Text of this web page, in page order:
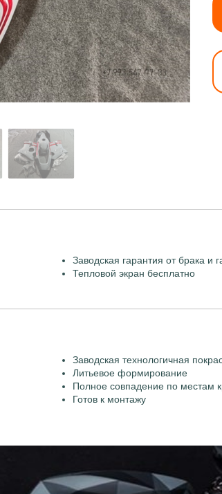
Заводская гарантия от брака и
Тепловой экран бесплатно
Заводская технологичная
Литьевое формирование
Полное совпадение по местам
Готов к монтажу